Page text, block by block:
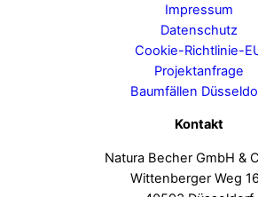
Impressum
Datenschutz
Cookie-Richtlinie-
Projektanfrage
Baumfällen
Kontakt
Natura Becher GmbH &
Wittenberger Weg